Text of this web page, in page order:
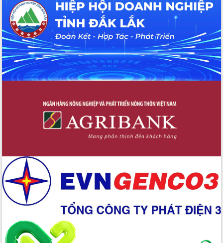
Tháo gỡ những vướng mắc, đẩy mạnh
công tác cải cách thủ tục hành chính
tại Trung tâm Phục vụ hành chính
công tỉnh
Đắk Lắk: Tôn vinh 46 giải pháp tại Hội
thi Sáng tạo Kỹ thuật 2024 - 2025
Đắk Lắk rà soát, điều chỉnh Đề án 190
Trương Công Thái kiểm tra thực địa
Dự án cao tốc Khánh Hòa - Buôn Ma
Định vị cà phê Việt Nam như một “di
Xây dựng nông thôn mới: Nâng cao đời
sống người dân từ những mô hình thiết
thực
Quyết liệt tháo gỡ vướng mắc, đẩy
nhanh tiến độ các dự án trọng điểm
trong Khu kinh tế Nam Phú Yên
Hòn Yến phát triển du lịch gắn với bảo
tồn biển